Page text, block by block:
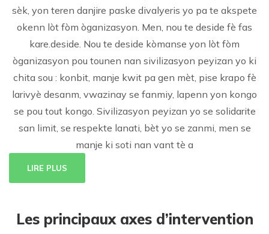
sèk, yon teren danjire paske divalyeris yo pa te akspete
okenn lòt fòm òganizasyon. Men, nou te deside fè fas
kare.deside. Nou te deside kòmanse yon lòt fòm
òganizasyon pou tounen nan sivilizasyon peyizan yo ki
chita sou : konbit, manje kwit pa gen mèt, pise krapo fè
larivyè desanm, vwazinay se fanmiy, lapenn yon kongo
se pou tout kongo. Sivilizasyon peyizan yo se solidarite
san limit, se respekte lanati, bèt yo se zanmi, men se
manje ki soti nan vant tè a
LIRE PLUS
Les principaux axes d’intervention